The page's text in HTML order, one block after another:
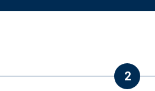
2